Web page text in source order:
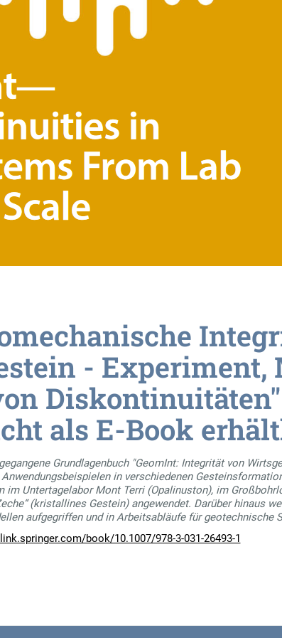
-
als E-Book
Grundlagenbuch "GeomInt: Integrität von
in verschiedenen
Untertagelabor Mont Terri (Opalinuston), im
(kristallines Gestein) angewendet. Darüber hinaus
aufgegriffen und in Arbeitsabläufe für geotechnische
book/10.1007/978-3-031-26493-1